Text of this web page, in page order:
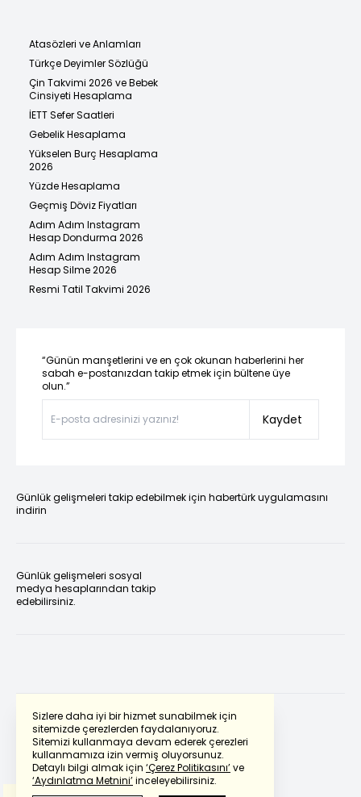
Sizlere daha iyi bir hizmet sunabilmek için
sitemizde çerezlerden faydalanıyoruz.
Sitemizi kullanmaya devam ederek çerezleri
kullanmamıza izin vermiş oluyorsunuz.
Detaylı bilgi almak için ‘Çerez Politikasını’ve
‘Aydınlatma Metnini’inceleyebilirsiniz.
Atasözleri ve Anlamları
Türkçe Deyimler Sözlüğü
Çin Takvimi 2026 ve Bebek
Cinsiyeti Hesaplama
İETT Sefer Saatleri
Gebelik Hesaplama
Yükselen Burç Hesaplama
2026
Yüzde Hesaplama
Geçmiş Döviz Fiyatları
Adım Adım Instagram
Hesap Dondurma 2026
Adım Adım Instagram
Hesap Silme 2026
Resmi Tatil Takvimi 2026
“Günün manşetlerini ve en çok okunan haberlerini her
sabah e-postanızdan takip etmek için bültene üye
olun.”
Kaydet
Günlük gelişmeleri takip edebilmek için habertürk uygulamasını
indirin
Günlük gelişmeleri sosyal
medya hesaplarından takip
edebilirsiniz.
Powered by Translate